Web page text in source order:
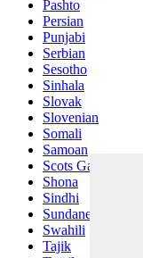
Pashto
Persian
Punjabi
Serbian
Sesotho
Sinhala
Slovak
Slovenian
Somali
Samoan
Scots Gaelic
Shona
Sindhi
Sundanese
Swahili
Tajik